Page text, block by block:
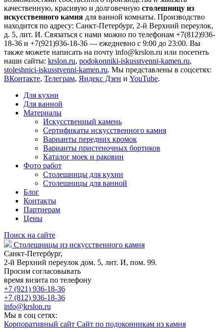
качественную, красивую и долговечную столешницу из
искусственного камня для ванной комнаты. Производство
находится по адресу: Санкт-Петербург, 2-й Верхний переулок,
д. 5, лит. И. Связаться с нами можно по телефонам +7(812)936-
18-36 и +7(921)936-18-36 — ежедневно с 9:00 до 23:00. Вы
также можете написать на почту info@krslon.ru или посетить
наши сайты: krslon.ru, podokonniki-iskusstvenni-kamen.ru,
stoleshnici-iskusstvenni-kamen.ru. Мы представлены в соцсетях:
ВКонтакте, Телеграм, Яндекс Дзен и YouTube.
Для кухни
Для ванной
Материалы
Искусственный камень
Сертификаты искусственного камня
Варианты передних кромок
Варианты пристеночных бортиков
Каталог моек и раковин
Фото работ
Столешницы для кухни
Столешницы для ванной
Блог
Контакты
Партнерам
Цены
Поиск на сайте
Столешницы из искусственного камня
Санкт-Петербург,
2-й Верхний переулок дом. 5, лит. И, пом. 99.
Просим согласовывать
время визита по телефону
+7 (921) 936-18-36
+7 (812) 936-18-36
info@krslon.ru
Мы в соц сетях:
Корпоративный сайт Сайт по подоконникам из камня